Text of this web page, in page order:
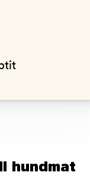
hundmat